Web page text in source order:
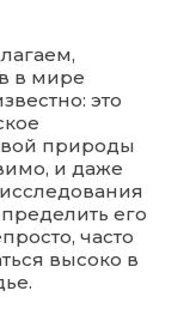
в мире
это
природы
и даже
его
часто
высоко в